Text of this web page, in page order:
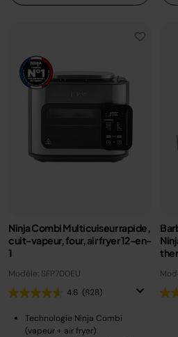
Ninja Combi Multicuiseur rapide,
cuit-vapeur, four, air fryer 12-en-
1
Modèle: SFP700EU
4.6 (828)
Technologie Ninja Combi
(vapeur + air fryer)